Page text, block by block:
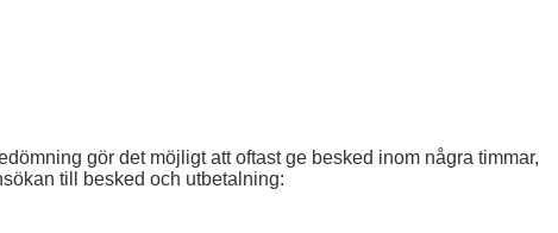
gör det möjligt att oftast ge besked inom några timmar,
till besked och utbetalning: